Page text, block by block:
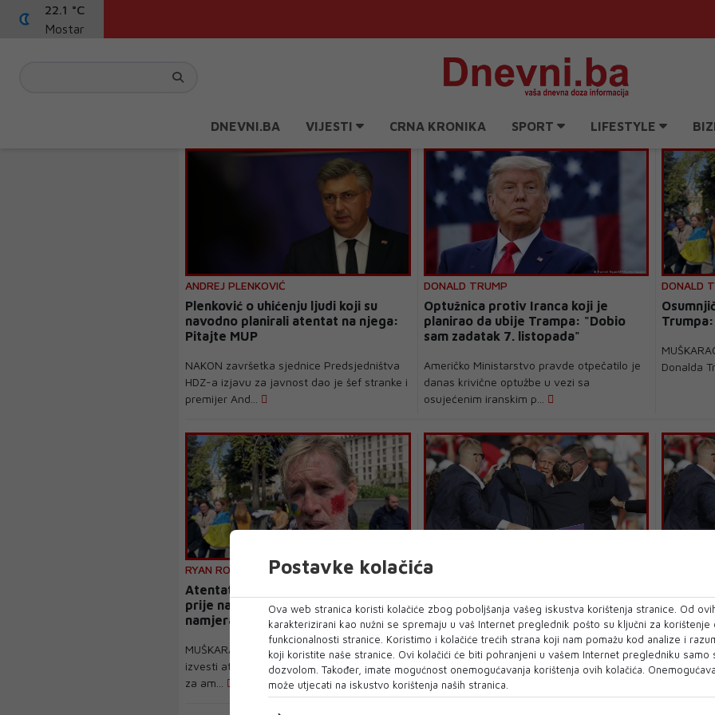
22.1 °C
Mostar
DNEVNI.BA VIJESTI CRNA KRONIKA SPORT LIFESTYLE
ANDREJ PLENKOVIĆ
Plenković o uhićenju ljudi koji su
navodno planirali atentat na njega:
Pitajte MUP
NAKON završetka sjednice Predsjedništva
HDZ-a izjavu za javnost dao je šef stranke i
premijer And...
DONALD TRUMP
Optužnica protiv Iranca koji je
planirao da ubije Trampa: "Dobio
sam zadatak 7. listopada"
Američko Ministarstvo pravde otpečatilo je
danas krivične optužbe u vezi sa
osujećenim iranskim p...
DONALD
Donalda
RYAN ROUTH
Atentator na Trumpa mjesecima
prije napada u poruci napisao da ga
namjerava ubiti
MUŠKARAC osumnjičen da je pokušao
izvesti atentat na republikanskog kandidata
za am...
DONALD TRUMP
u vezi atentata
Kandidat za predsjednika SAD-a i bivši
stanovnik Bijele kuće Donald Trump pristao
je na ra...
Novi
imao
Letio je
mitinga
Postavke kolačića
Ova web stranica koristi kolačiće zbog poboljšanja vašeg iskustva korištenja stranice. Od
karakterizirani kao nužni se spremaju u vaš Internet preglednik pošto su ključni za korištenje
funkcionalnosti stranice. Koristimo i kolačiće trećih strana koji nam pomažu kod analize i
koji koristite naše stranice. Ovi kolačići će biti pohranjeni u vašem Internet pregledniku samo
dozvolom. Također, imate mogućnost onemogućavanja korištenja ovih kolačića.
može utjecati na iskustvo korištenja naših stranica.